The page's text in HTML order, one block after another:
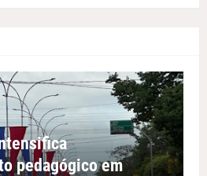
pedagógico em